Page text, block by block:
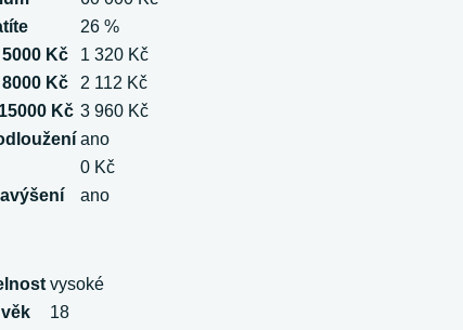
26 %
Kč
1 320 Kč
Kč
2 112 Kč
Kč 3 960 Kč
ano
0 Kč
ano
vysoké
18